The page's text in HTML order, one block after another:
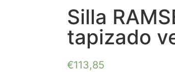
Silla
tapizado
€113,85